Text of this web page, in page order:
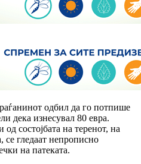
одбил да го потпише
дека изнесувал 80 евра.
состојбата на теренот, на
се гледаат непрописно
на патеката.